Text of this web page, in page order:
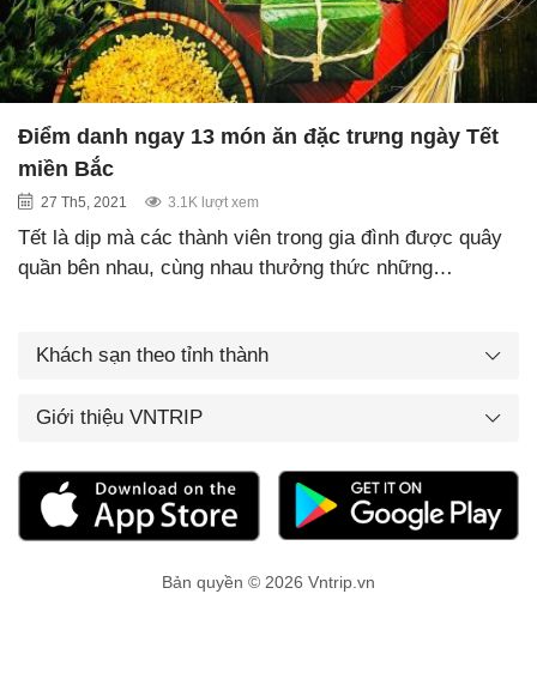
Điểm danh ngay 13 món ăn đặc trưng ngày Tết
miền Bắc
27 Th5, 2021 3.1K lượt xem
Tết là dịp mà các thành viên trong gia đình được quây
quần bên nhau, cùng nhau thưởng thức những…
Khách sạn theo tỉnh thành
Giới thiệu VNTRIP
Bản quyền © 2026 Vntrip.vn